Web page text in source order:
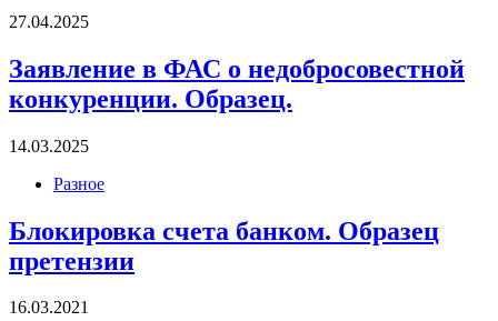
27.04.2025
Заявление в ФАС о недобросовестной
конкуренции. Образец.
14.03.2025
Разное
Блокировка счета банком. Образец
претензии
16.03.2021